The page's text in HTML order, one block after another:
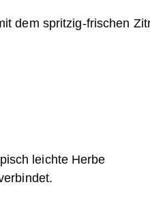
dem spritzig-frischen
leichte Herbe